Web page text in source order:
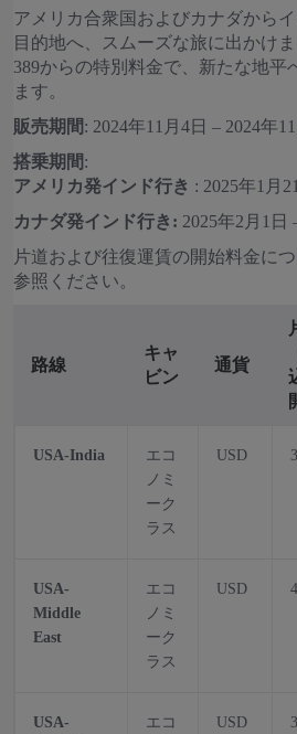
アメリカ合衆国およびカナダから
目的地へ、スムーズな旅に出かけ
389からの特別料金で、新たな地平
ます。
販売期間: 2024年11月4日 – 2024年
搭乗期間:
アメリカ発インド行き : 2025年1月
カナダ発インド行き: 2025年2月1日
片道および往復運賃の開始料金に
参照ください。
路線
キャ
ビン
通貨
USA-India
エコ
ノミ
ーク
ラス
USD
USA-
Middle
East
エコ
ノミ
ーク
ラス
USD
USA-
エコ
USD